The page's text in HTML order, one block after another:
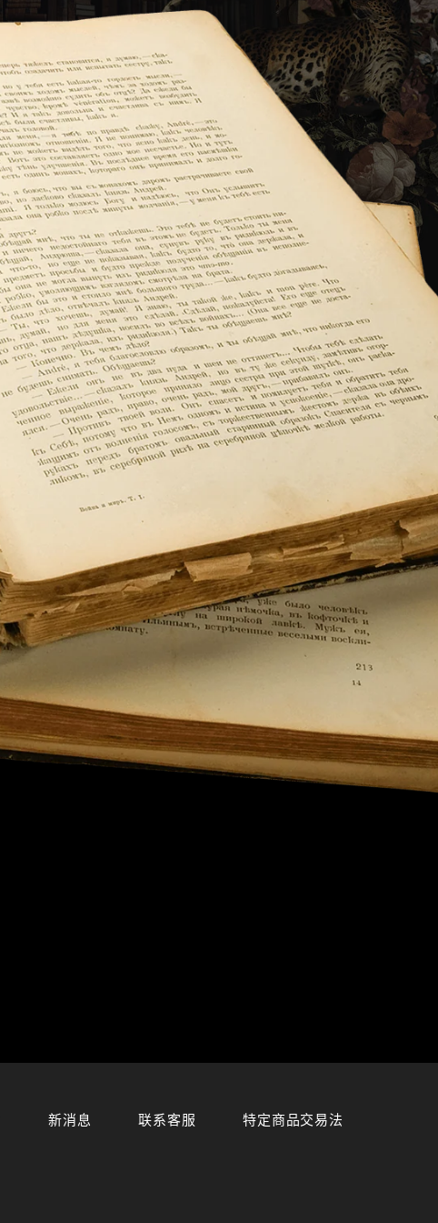
新消息 联系客服 特定商品交易法